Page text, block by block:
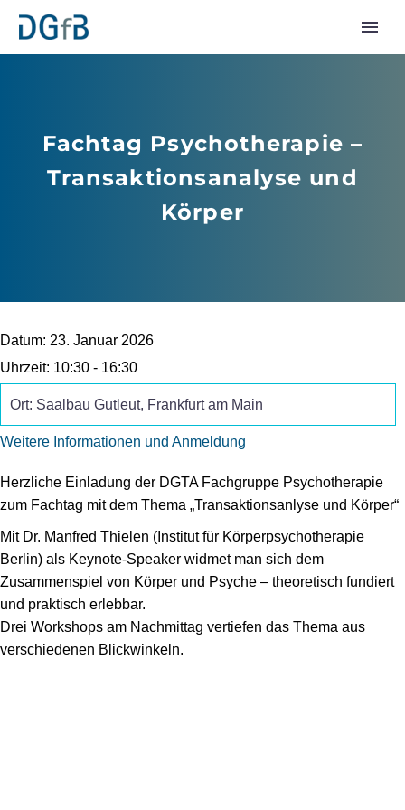
Fachtag Psychotherapie –
Transaktionsanalyse und
Körper
Datum: 23. Januar 2026
Uhrzeit: 10:30 - 16:30
Ort: Saalbau Gutleut, Frankfurt am Main
Weitere Informationen und Anmeldung
Herzliche Einladung der DGTA Fachgruppe Psychotherapie
zum Fachtag mit dem Thema „Transaktionsanlyse und Körper“
Mit Dr. Manfred Thielen (Institut für Körperpsychotherapie
Berlin) als Keynote-Speaker widmet man sich dem
Zusammenspiel von Körper und Psyche – theoretisch fundiert
und praktisch erlebbar.
Drei Workshops am Nachmittag vertiefen das Thema aus
verschiedenen Blickwinkeln.